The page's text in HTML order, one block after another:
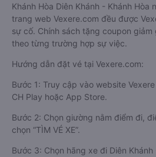
Khánh Hòa Diên Khánh - Khánh Hòa
trang web Vexere.com đều được
sự cố. Chính sách tặng coupon
theo từng trường hợp sự việc.
Hướng dẫn đặt vé tại Vexere.com:
Bước 1: Truy cập vào website
CH Play hoặc App Store.
Bước 2: Chọn giường nằm điểm đi,
chọn “TÌM VÉ XE”.
Bước 3: Chọn hãng xe đi Diên